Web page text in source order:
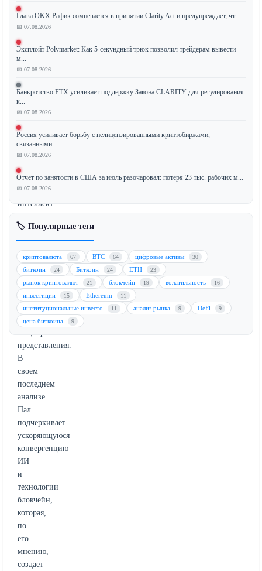
Пал,
известный
и
бывший
исполнительный
директор
Goldman
Sachs,
утверждает,
что
искусственный
интеллект
и
криптовалюты
трансформируют
мировую
экономику
темпами,
значительно
превышающими
представления.
В
своем
последнем
анализе
Пал
подчеркивает
ускоряющуюся
конвергенцию
ИИ
и
технологии
блокчейн,
которая,
по
его
мнению,
создает
Глава OKX Рафик сомневается в принятии Clarity Act и предупреждает, чт...
📅 07.08.2026
Эксплойт Polymarket: Как 5-секундный трюк позволил трейдерам вывести
м...
📅 07.08.2026
Банкротство FTX усиливает поддержку Закона CLARITY для регулирования
к...
📅 07.08.2026
Россия усиливает борьбу с нелицензированными криптобиржами,
связанными...
📅 07.08.2026
Отчет по занятости в США за июль разочаровал: потеря 23 тыс. рабочих м...
📅 07.08.2026
🏷️ Популярные теги
криптовалюта 67 BTC 64 цифровые активы 30
биткоин 24 Биткоин 24 ETH 23
рынок криптовалют 21 блокчейн 19 волатильность 16
инвестиции 15 Ethereum 11
институциональные инвесто 11 анализ рынка 9 DeFi 9
цена биткоина 9